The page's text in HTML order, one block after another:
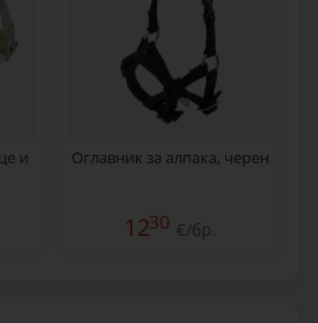
и
Оглавник за алпака, черен
1230 €/бр.